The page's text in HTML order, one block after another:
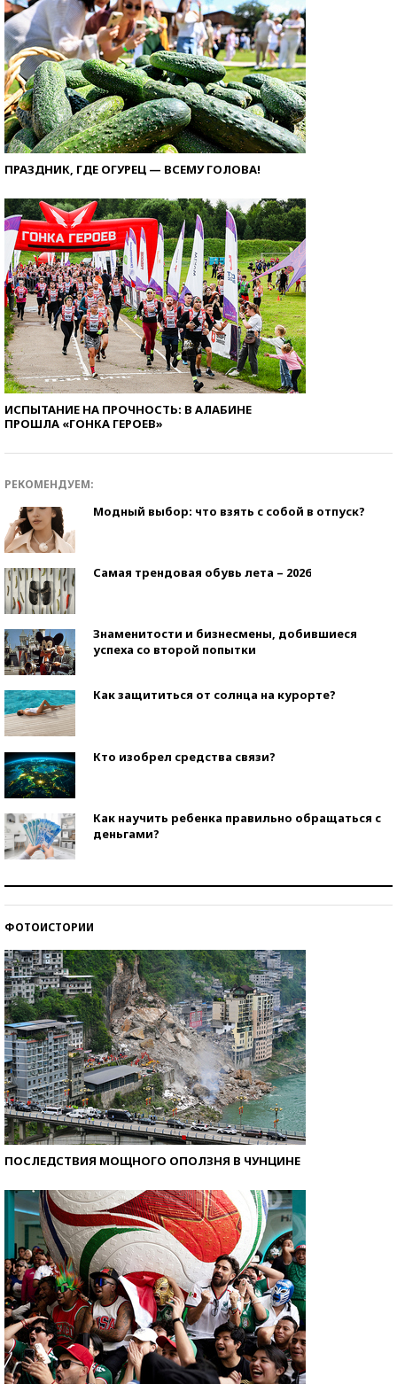
ПРАЗДНИК, ГДЕ ОГУРЕЦ — ВСЕМУ ГОЛОВА!
ИСПЫТАНИЕ НА ПРОЧНОСТЬ: В АЛАБИНЕ
ПРОШЛА «ГОНКА ГЕРОЕВ»
РЕКОМЕНДУЕМ:
Модный выбор: что взять с собой в отпуск?
Самая трендовая обувь лета – 2026
Знаменитости и бизнесмены, добившиеся
успеха со второй попытки
Как защититься от солнца на курорте?
Кто изобрел средства связи?
Как научить ребенка правильно обращаться с
деньгами?
ФОТОИСТОРИИ
ПОСЛЕДСТВИЯ МОЩНОГО ОПОЛЗНЯ В ЧУНЦИНЕ